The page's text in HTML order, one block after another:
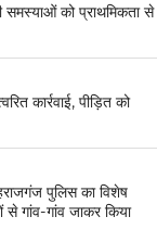
समस्याओं को प्राथमिकता से
कार्रवाई, पीड़ित को
पुलिस का विशेष
से गांव-गांव जाकर किया